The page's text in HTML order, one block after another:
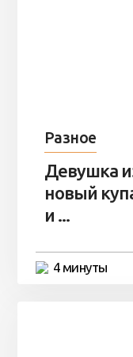
Разное
Девушка
новый
и ...
4 минуты